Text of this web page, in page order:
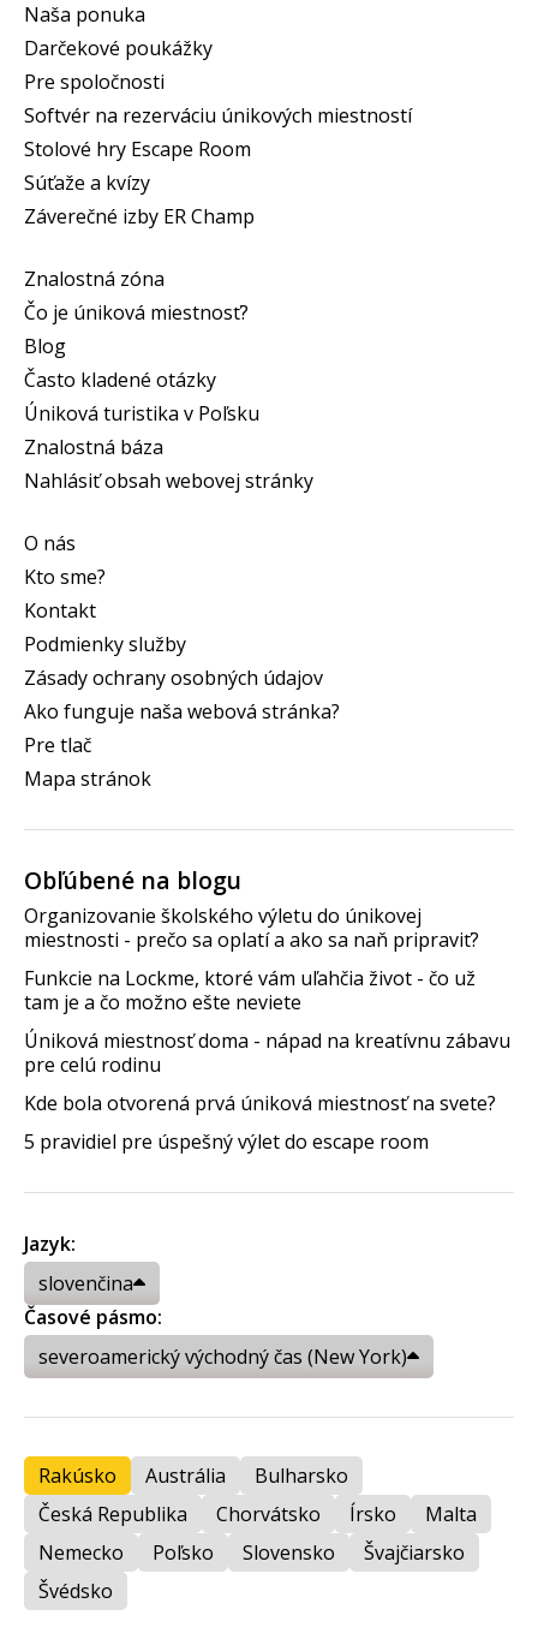
Naša ponuka
Darčekové poukážky
Pre spoločnosti
Softvér na rezerváciu únikových miestností
Stolové hry Escape Room
Súťaže a kvízy
Záverečné izby ER Champ
Znalostná zóna
Čo je úniková miestnosť?
Blog
Často kladené otázky
Úniková turistika v Poľsku
Znalostná báza
Nahlásiť obsah webovej stránky
O nás
Kto sme?
Kontakt
Podmienky služby
Zásady ochrany osobných údajov
Ako funguje naša webová stránka?
Pre tlač
Mapa stránok
Obľúbené na blogu
Organizovanie školského výletu do únikovej
miestnosti - prečo sa oplatí a ako sa naň pripraviť?
Funkcie na Lockme, ktoré vám uľahčia život - čo už
tam je a čo možno ešte neviete
Úniková miestnosť doma - nápad na kreatívnu zábavu
pre celú rodinu
Kde bola otvorená prvá úniková miestnosť na svete?
5 pravidiel pre úspešný výlet do escape room
Jazyk:
slovenčina
Časové pásmo:
severoamerický východný čas (New York)
Rakúsko Austrália
Bulharsko
Česká Republika
Chorvátsko Írsko
Malta
Nemecko
Poľsko Slovensko
Švajčiarsko
Švédsko